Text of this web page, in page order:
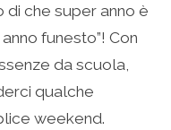
di che super anno è
funesto”! Con
da scuola,
qualche
weekend.